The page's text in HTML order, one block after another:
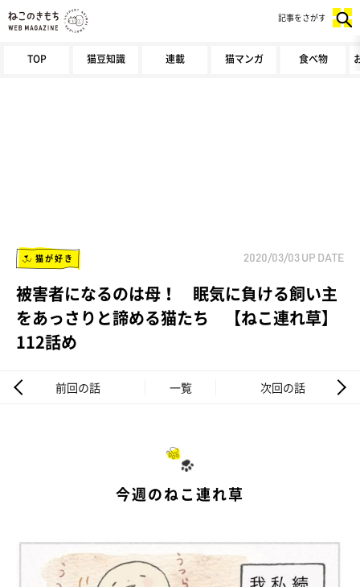
TOP 猫豆知識 連載 猫マンガ 食べ物
記事をさがす
猫が好き 2020/03/03 UP DATE
被害者になるのは母！ 眠気に負ける飼い主
をあっさりと諦める猫たち 【ねこ連れ草】
112話め
前回の話 一覧 次回の話
今週のねこ連れ草